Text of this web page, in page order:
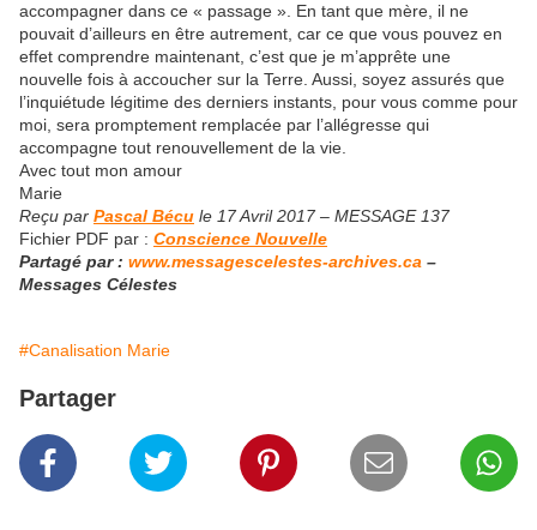
accompagner dans ce « passage ». En tant que mère, il ne
pouvait d’ailleurs en être autrement, car ce que vous pouvez en
effet comprendre maintenant, c’est que je m’apprête une
nouvelle fois à accoucher sur la Terre. Aussi, soyez assurés que
l’inquiétude légitime des derniers instants, pour vous comme pour
moi, sera promptement remplacée par l’allégresse qui
accompagne tout renouvellement de la vie.
Avec tout mon amour
Marie
Reçu par Pascal Bécu le 17 Avril 2017 – MESSAGE 137
Fichier PDF par : Conscience Nouvelle
Partagé par : www.messagescelestes-archives.ca –
Messages Célestes
#Canalisation Marie
Partager